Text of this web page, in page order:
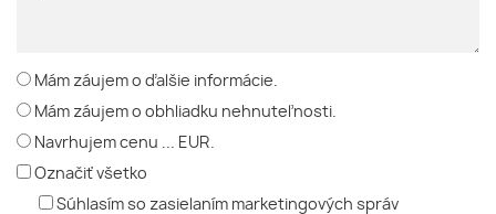
Mám záujem o ďalšie informácie.
Mám záujem o obhliadku nehnuteľnosti.
Navrhujem cenu ... EUR.
Označiť všetko
Súhlasím so zasielaním marketingových správ